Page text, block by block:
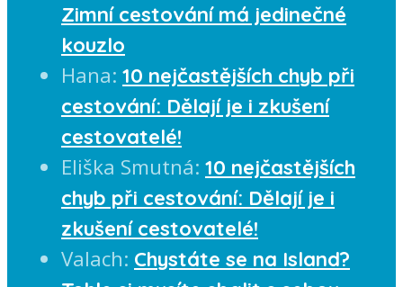
Zimní cestování má jedinečné
kouzlo
Hana: 10 nejčastějších chyb při
cestování: Dělají je i zkušení
cestovatelé!
Eliška Smutná: 10 nejčastějších
chyb při cestování: Dělají je i
zkušení cestovatelé!
Valach: Chystáte se na Island?